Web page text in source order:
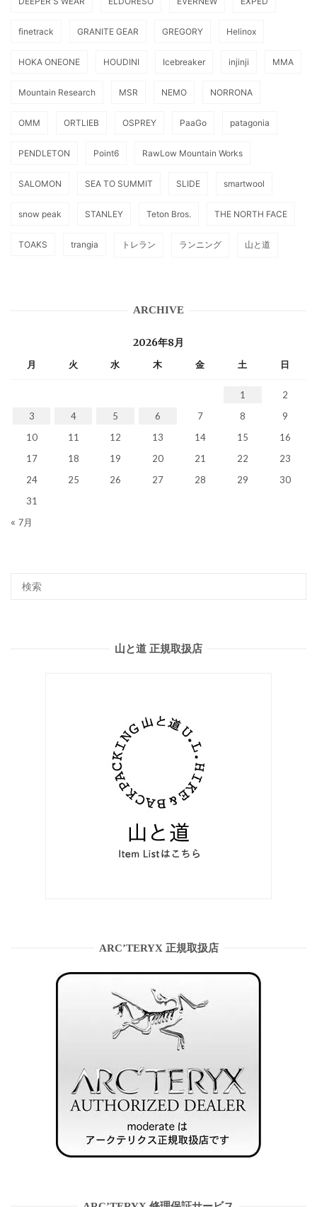
finetrack GRANITE GEAR GREGORY Helinox
HOKA ONEONE HOUDINI Icebreaker injinji MMA
Mountain Research MSR NEMO NORRONA
OMM ORTLIEB OSPREY PaaGo patagonia
PENDLETON Point6 RawLow Mountain Works
SALOMON SEA TO SUMMIT SLIDE smartwool
snow peak STANLEY Teton Bros. THE NORTH FACE
TOAKS trangia トレラン ランニング 山と道
ARCHIVE
2026年8月
月 火 水 木 金 土 日
1
2
3
4 5 6 7 8
9
10
11 12 13 14 15
16
17
18 19 20 21 22
23
24
25 26 27 28 29
30
31
« 7月
山と道 正規取扱店
ARC’TERYX 正規取扱店